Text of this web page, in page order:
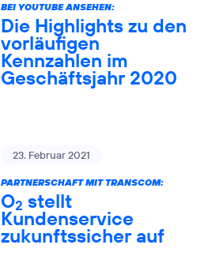
BEI YOUTUBE ANSEHEN:
Die Highlights zu den
vorläufigen
Kennzahlen im
Geschäftsjahr 2020
23. Februar 2021
PARTNERSCHAFT MIT TRANSCOM:
O2 stellt
Kundenservice
zukunftssicher auf